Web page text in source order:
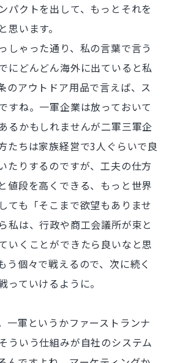
パクトを出して、もっとそれを
思います。
しゃった通り、私の言葉で言う
にどんどん海外に出ていると私
のアウトドア用品で言えば、ス
すね。一軍企業は放っておいて
るかもしれませんが二軍三軍企
たちは家族経営で3人ぐらいで良
たりするのですが、工夫の仕方
値段を高くできる、もっと世界
ても「そこまで欲望もありませ
私は、行政や商工会議所が束と
いくことができたら良いなと思
う個々で戦えるので、次に続く
っていけるように。
一軍というかファーストランナ
ういう仕組みが自社のシステム